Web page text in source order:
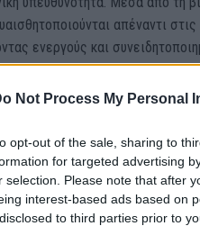
Not Process My Personal
opt-out of the sale, sharing to
for targeted advertising
selection. Please note that after
interest-based ads based on
to third parties prior to
απέναντι
ενεργούς και
θα συνεχίσει να ενισχύει
με τη στήριξη της
Ρόδου Σαββίνας